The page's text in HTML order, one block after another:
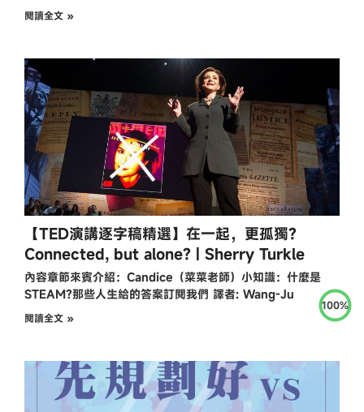
100%
閱讀全文 »
【TED演講逐字稿精選】在一起，更孤獨?
Connected, but alone? | Sherry Turkle
內容章節來賓介紹：Candice（菜菜老師）小知識：什麼是
STEAM?那些人生給的答案訂閱我們 譯者: Wang-Ju
閱讀全文 »